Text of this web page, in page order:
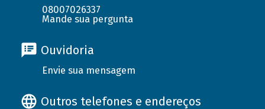
08007026337
Mande sua pergunta
Ouvidoria
Envie sua mensagem
Outros telefones e endereços